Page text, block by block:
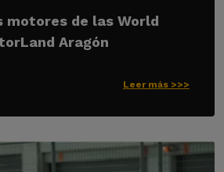
motores de las World
Aragón
Leer más >>>